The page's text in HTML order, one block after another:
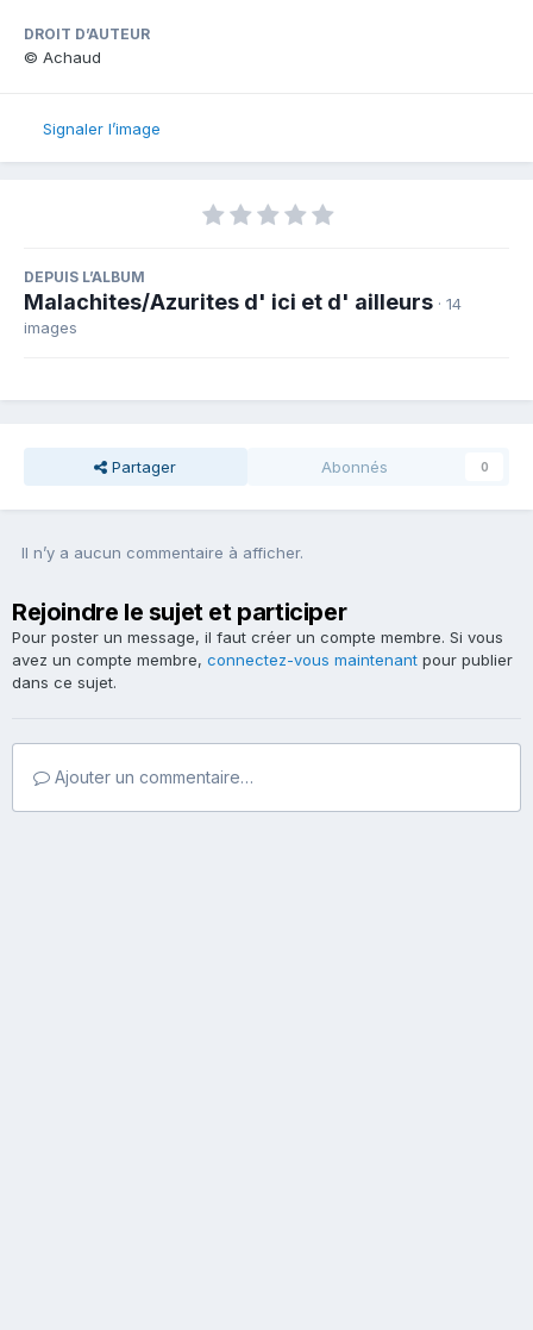
DROIT D’AUTEUR
© Achaud
Signaler l’image
DEPUIS L’ALBUM
Malachites/Azurites d' ici et d' ailleurs · 14
images
Partager Abonnés 0
Il n’y a aucun commentaire à afficher.
Rejoindre le sujet et participer
Pour poster un message, il faut créer un compte membre. Si vous
avez un compte membre, connectez-vous maintenant pour publier
dans ce sujet.
Ajouter un commentaire…